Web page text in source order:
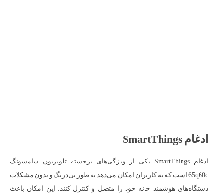
ادغام SmartThings
ادغام SmartThings یکی از ویژگی‌های برجسته تلویزیون سامسونگ
65q60c است که به کاربران امکان می‌دهد به طور بی‌درنگ و بدون مشکلات
دستگاه‌های هوشمند خانه خود را متصل و کنترل کنند. این امکان باعث